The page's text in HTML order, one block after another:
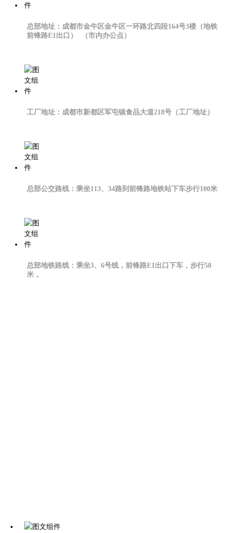
总部地址：成都市金牛区金牛区一环路北四段164号3楼（地铁
前锋路E1出口） （市内办公点）
工厂地址：成都市新都区军屯镇食品大道218号（工厂地址）
总部公交路线：乘坐113、34路到前锋路地铁站下车步行100米
总部地铁路线：乘坐3、6号线，前锋路E1出口下车，步行50
米，